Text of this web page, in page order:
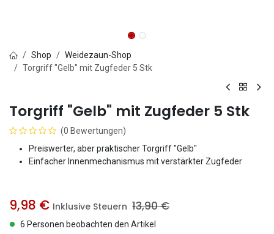
Shop
Weidezaun-Shop
Torgriff "Gelb" mit Zugfeder 5 Stk
Torgriff "Gelb" mit Zugfeder 5 Stk
(0 Bewertungen)
Preiswerter, aber praktischer Torgriff "Gelb"
Einfacher Innenmechanismus mit verstärkter Zugfeder
9,98 € Inklusive Steuern 13,90€
6 Personen beobachten den Artikel